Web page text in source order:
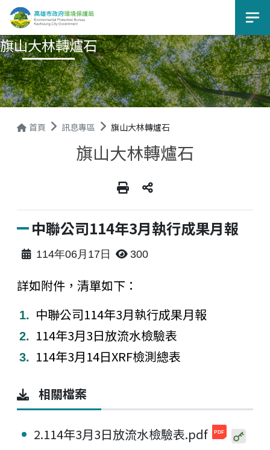
選
旗山大林轉爐石
首頁 訊息專區 旗山大林轉爐石
旗山大林轉爐石
中聯公司114年3月執行成果月報
114年06月17日 300
詳如附件，清單如下：
中聯公司114年3月執行成果月報
114年3月3日放流水檢驗表
114年3月14日XRF檢測總表
相關檔案
2.114年3月3日放流水檢驗表.pdf